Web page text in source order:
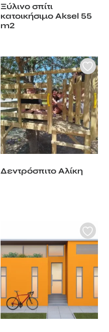
Ξύλινο σπίτι
κατοικήσιμο Aksel 55
m2
Δεντρόσπιτο Αλίκη